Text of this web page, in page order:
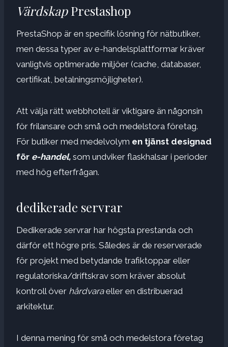
VärdskapPrestashop
PrestaShop är en specifik lösning för nätbutiker,
men dessa typer av e-handelsplattformar kräver
vanligtvis optimerade miljöer (cache, databaser,
certifikat, betalningsmöjligheter).
Att välja rätt webbhotell är viktigare än någonsin
för frilansare och små och medelstora företag.
För butiker med medelvolym en tjänst designad
för e-handel, som undviker flaskhalsar i perioder
med hög efterfrågan.
dedikerade servrar
Dedikerade servrar har högsta prestanda och
därför ett högre pris. Således är de reserverade
för projekt med betydande trafiktoppar eller
regulatoriska/driftskrav som kräver absolut
kontroll över hårdvaraeller en distribuerad
arkitektur.
I denna mening för små och medelstora företag